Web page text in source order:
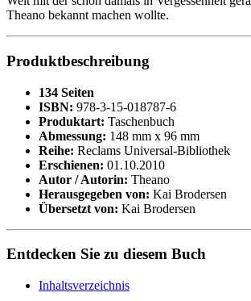
Theano bekannt machen wollte.
Produktbeschreibung
134 Seiten
ISBN: 978-3-15-018787-6
Produktart: Taschenbuch
Abmessung: 148 mm x 96 mm
Reihe: Reclams Universal-Bibliothek
Erschienen: 01.10.2010
Autor / Autorin: Theano
Herausgegeben von: Kai Brodersen
Übersetzt von: Kai Brodersen
Entdecken Sie zu diesem Buch
Inhaltsverzeichnis